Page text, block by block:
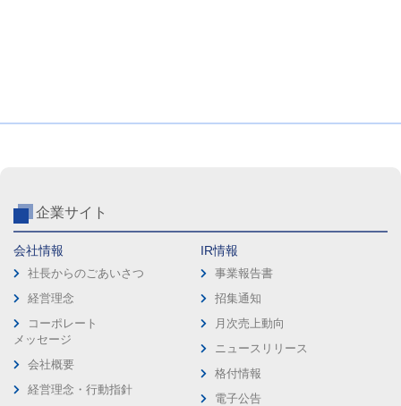
企業サイト
会社情報
社長からのごあいさつ
経営理念
コーポレート
メッセージ
会社概要
経営理念・行動指針
IR情報
事業報告書
招集通知
月次売上動向
ニュースリリース
格付情報
電子公告